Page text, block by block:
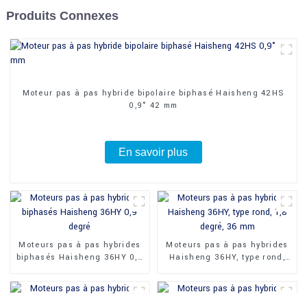
Produits Connexes
Moteur pas à pas hybride bipolaire biphasé Haisheng 42HS
0,9° 42 mm
En savoir plus
Moteurs pas à pas hybrides
biphasés Haisheng 36HY 0,9
Moteurs pas à pas hybrides
Haisheng 36HY, type rond,